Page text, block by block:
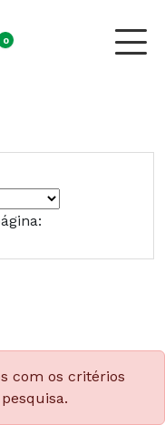
0
com os critérios